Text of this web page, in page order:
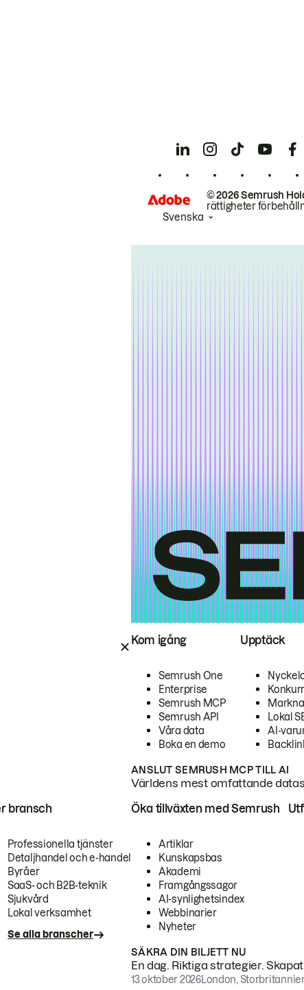
Kom igång
Semrush One
Enterprise
Semrush MCP
Semrush API
Våra data
Boka en demo
Upptäck
Lokal
AI-
ANSLUT SEMRUSH MCP TILL AI
Världens mest omfattande
bransch
Professionella tjänster
Detaljhandel och e-handel
Byråer
SaaS- och B2B-teknik
Sjukvård
Lokal verksamhet
Se alla branscher
Öka tillväxten med Semrush
Artiklar
Kunskapsbas
Akademi
Framgångssagor
AI-synlighetsindex
Webbinarier
Nyheter
SÄKRA DIN BILJETT NU
En dag. Riktiga strategier.
13 oktober 2026London,
© 2026 Semrush
rättigheter
Svenska